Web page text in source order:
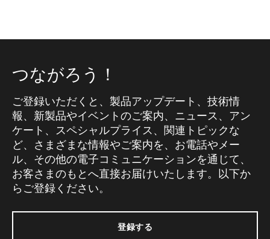
つながろう！
ご登録いただくと、製品アップデート、技術情
報、新製品やイベントのご案内、ニュース、アン
ケート、スペシャルプライス、関連トピックな
ど、さまざまな情報やご案内を、お電話やメー
ル、その他の電子コミュニケーションを通じて、
お客さまのもとへ直接お届けいたします。以下か
らご登録ください。
登録する